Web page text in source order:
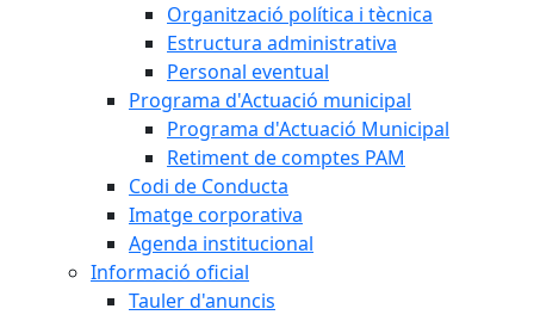
Organització política i tècnica
Estructura administrativa
Personal eventual
Programa d'Actuació municipal
Programa d'Actuació Municipal
Retiment de comptes PAM
Codi de Conducta
Imatge corporativa
Agenda institucional
Informació oficial
Tauler d'anuncis